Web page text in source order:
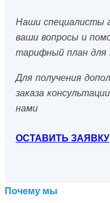
Наши специалисты
ваши вопросы и
тарифный план для
Для получения
заказа
нами
ОСТАВИТЬ ЗАЯВКУ
Почему мы